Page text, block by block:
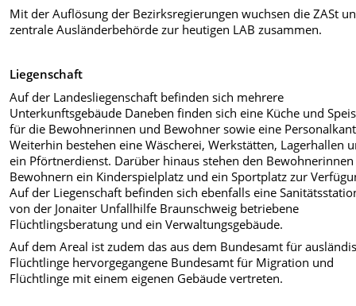
Mit der Auflösung der Bezirksregierungen wuchsen die ZASt
zentrale Ausländerbehörde zur heutigen LAB zusammen.
Liegenschaft
Auf der Landesliegenschaft befinden sich mehrere
Unterkunftsgebäude Daneben finden sich eine Küche und
für die Bewohnerinnen und Bewohner sowie eine
Weiterhin bestehen eine Wäscherei, Werkstätten, Lagerhallen
ein Pförtnerdienst. Darüber hinaus stehen den
Bewohnern ein Kinderspielplatz und ein Sportplatz zur
Auf der Liegenschaft befinden sich ebenfalls eine
von der Jonaiter Unfallhilfe Braunschweig betriebene
Flüchtlingsberatung und ein Verwaltungsgebäude.
Auf dem Areal ist zudem das aus dem Bundesamt für
Flüchtlinge hervorgegangene Bundesamt für Migration und
Flüchtlinge mit einem eigenen Gebäude vertreten.